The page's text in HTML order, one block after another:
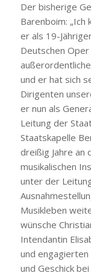
Der bisherige
Barenboim: „Ich
er als 19-
Deutschen
und er hat sich
Dirigenten
er nun als
Leitung der
Staatskapelle
dreißig Jahre an
musikalischen
unter der
Musikleben
wünsche
Intendantin
und engagierten
und Geschick